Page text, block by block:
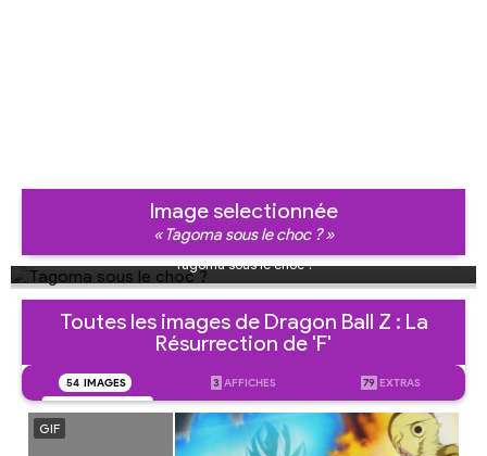
Image selectionnée
« Tagoma sous le choc ? »
Tagoma sous le choc ?
Toutes les images de Dragon Ball Z : La
Résurrection de 'F'
54 IMAGES 3 AFFICHES 79 EXTRAS